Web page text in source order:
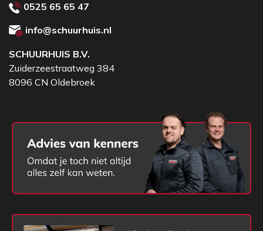
0525 65 65 47
info@schuurhuis.nl
SCHUURHUIS B.V.
Zuiderzeestraatweg 384
8096 CN Oldebroek